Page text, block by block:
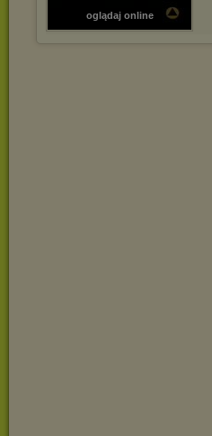
oglądaj online